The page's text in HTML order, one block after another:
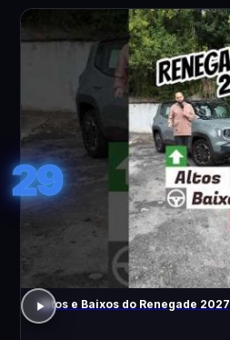
29
Altos e Baixos do Renegade 2027